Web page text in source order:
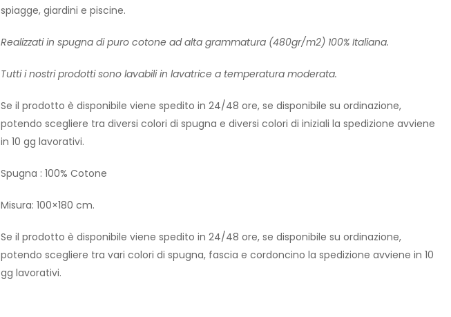
spiagge, giardini e piscine.
Realizzati in spugna di puro cotone ad alta grammatura (480gr/m2) 100% Italiana.
Tutti i nostri prodotti sono lavabili in lavatrice a temperatura moderata.
Se il prodotto è disponibile viene spedito in 24/48 ore, se disponibile su ordinazione,
potendo scegliere tra diversi colori di spugna e diversi colori di iniziali la spedizione avviene
in 10 gg lavorativi.
Spugna : 100% Cotone
Misura: 100×180 cm.
Se il prodotto è disponibile viene spedito in 24/48 ore, se disponibile su ordinazione,
potendo scegliere tra vari colori di spugna, fascia e cordoncino la spedizione avviene in 10
gg lavorativi.